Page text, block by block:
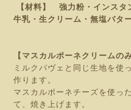
【材料】 強力粉・インスタ
牛乳・生クリーム・無塩バタ
【マスカルポーネクリームの
ミルクパヴェと同じ生地を使
作ります。
マスカルポーネチーズを使っ
て、焼き上げます。